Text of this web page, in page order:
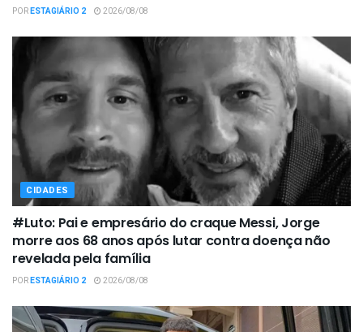
PORESTAGIÁRIO 2 2026/08/08
CIDADES
#Luto: Pai e empresário do craque Messi, Jorge
morre aos 68 anos após lutar contra doença não
revelada pela família
PORESTAGIÁRIO 2 2026/08/08